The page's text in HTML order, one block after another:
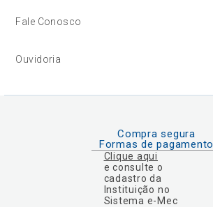
Fale Conosco
Ouvidoria
Compra segura
Formas de pagamento
Clique aqui
e consulte o
cadastro da
Instituição no
Sistema e-Mec